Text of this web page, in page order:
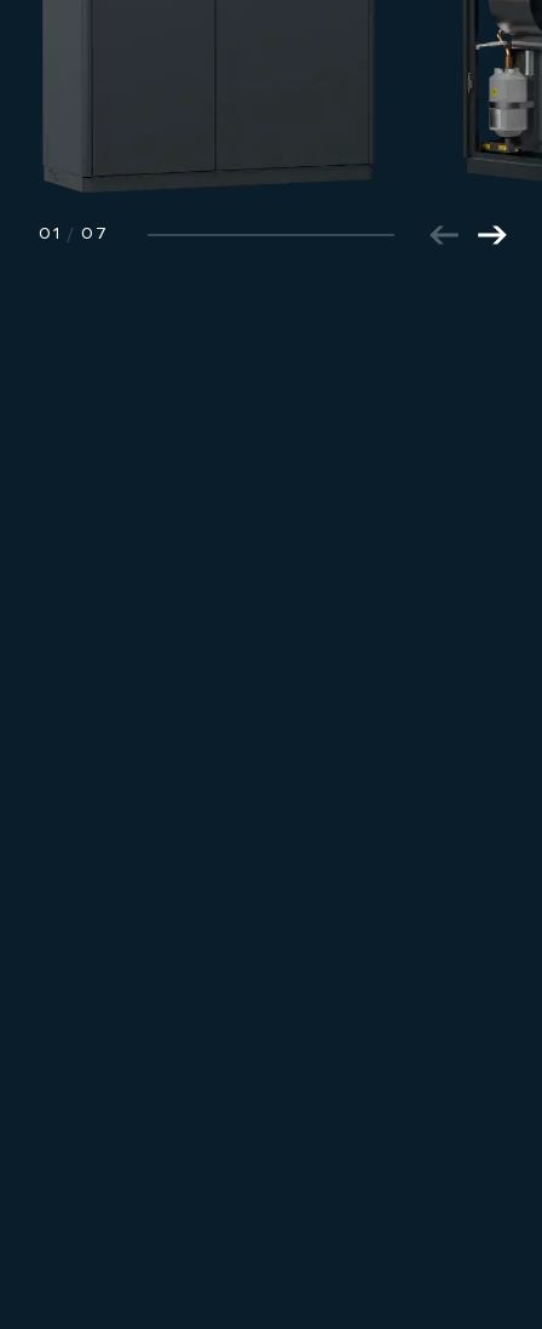
01 / 07